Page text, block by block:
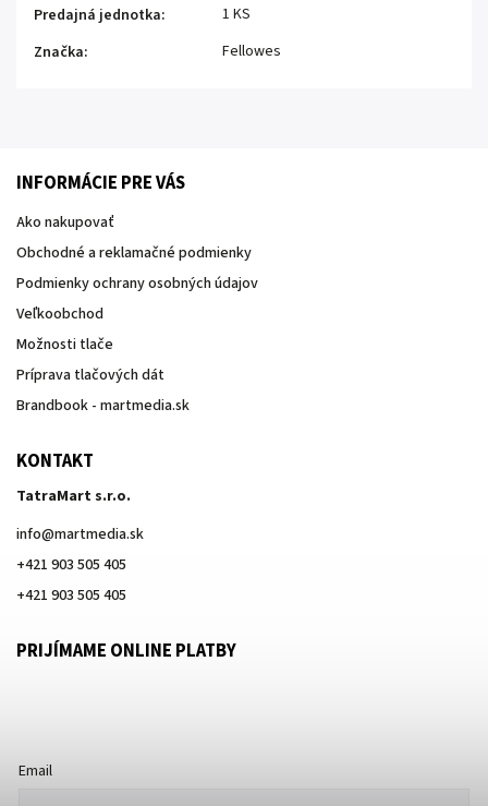
Predajná jednotka:
1 KS
Značka: Fellowes
INFORMÁCIE PRE VÁS
Ako nakupovať
Obchodné a reklamačné podmienky
Podmienky ochrany osobných údajov
Veľkoobchod
Možnosti tlače
Príprava tlačových dát
Brandbook - martmedia.sk
KONTAKT
TatraMart s.r.o.
info@martmedia.sk
+421 903 505 405
+421 903 505 405
PRIJÍMAME ONLINE PLATBY
Email